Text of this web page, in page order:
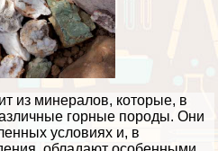
из минералов, которые, в
горные породы. Они
условиях и, в